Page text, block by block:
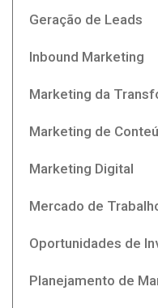
Geração de Leads
Inbound Marketing
Marketing da
Marketing de
Marketing Digital
Mercado de
Oportunidades de
Planejamento de